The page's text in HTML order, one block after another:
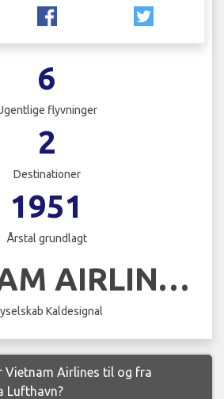
6
flyvninger
2
Destinationer
1951
Årstal grundlagt
VIETNAM AIRLINES
Kaldesignal
Vietnam Airlines til og fra
Lufthavn?